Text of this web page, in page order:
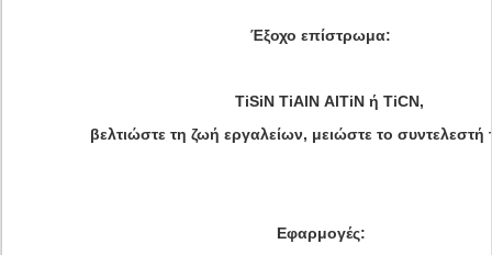
Έξοχο επίστρωμα:
TiSiN TiAlN AlTiN ή TiCN,
βελτιώστε τη ζωή εργαλείων, μειώστε το συντελεστή
Εφαρμογές: